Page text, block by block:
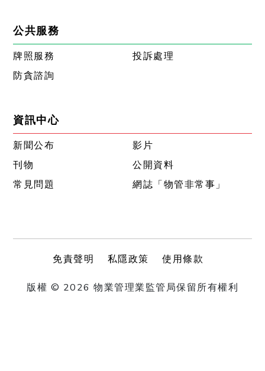
公共服務
牌照服務
投訴處理
防貪諮詢
資訊中心
新聞公布
影片
刊物
公開資料
常見問題
網誌「物管非常事」
免責聲明 私隱政策 使用條款
版權 © 2026 物業管理業監管局保留所有權利